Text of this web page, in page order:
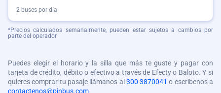
2 buses por día
*Precios calculados semanalmente, pueden estar sujetos a cambios por
parte del operador
Puedes elegir el horario y la silla que más te guste y pagar con
tarjeta de crédito, débito o efectivo a través de Efecty o Baloto. Y si
quieres comprar tu pasaje llámanos al300 3870041 o escríbenos a
contactenos@pinbus.com.